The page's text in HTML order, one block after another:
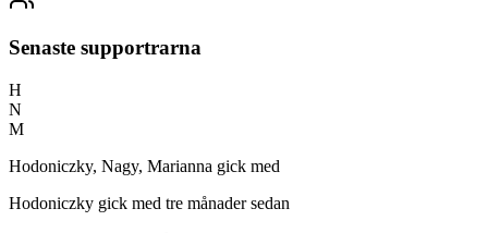
Senaste supportrarna
H
N
M
Hodoniczky, Nagy, Marianna gick med
Hodoniczky gick med tre månader sedan